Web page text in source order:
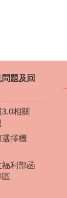
題及回
相關
選擇機
福利部函
區